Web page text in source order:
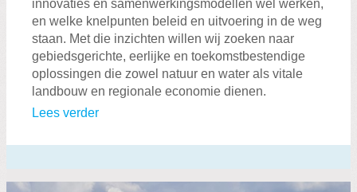
innovaties en samenwerkingsmodellen wél werken,
en welke knelpunten beleid en uitvoering in de weg
staan. Met die inzichten willen wij zoeken naar
gebiedsgerichte, eerlijke en toekomstbestendige
oplossingen die zowel natuur en water als vitale
landbouw en regionale economie dienen.
Lees verder